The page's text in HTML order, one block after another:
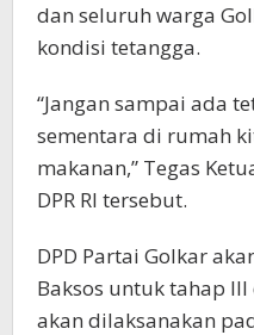
dan seluruh warga
kondisi tetangga.
“Jangan sampai ada
sementara di rumah
makanan,” Tegas
DPR RI tersebut.
DPD Partai Golkar
Baksos untuk tahap
akan dilaksanakan